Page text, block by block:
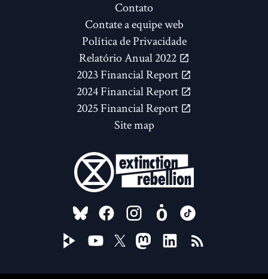
Contato
Contate a equipe web
Política de Privacidade
Relatório Anual 2022
2023 Financial Report
2024 Financial Report
2025 Financial Report
Site map
FOLLOW US ON